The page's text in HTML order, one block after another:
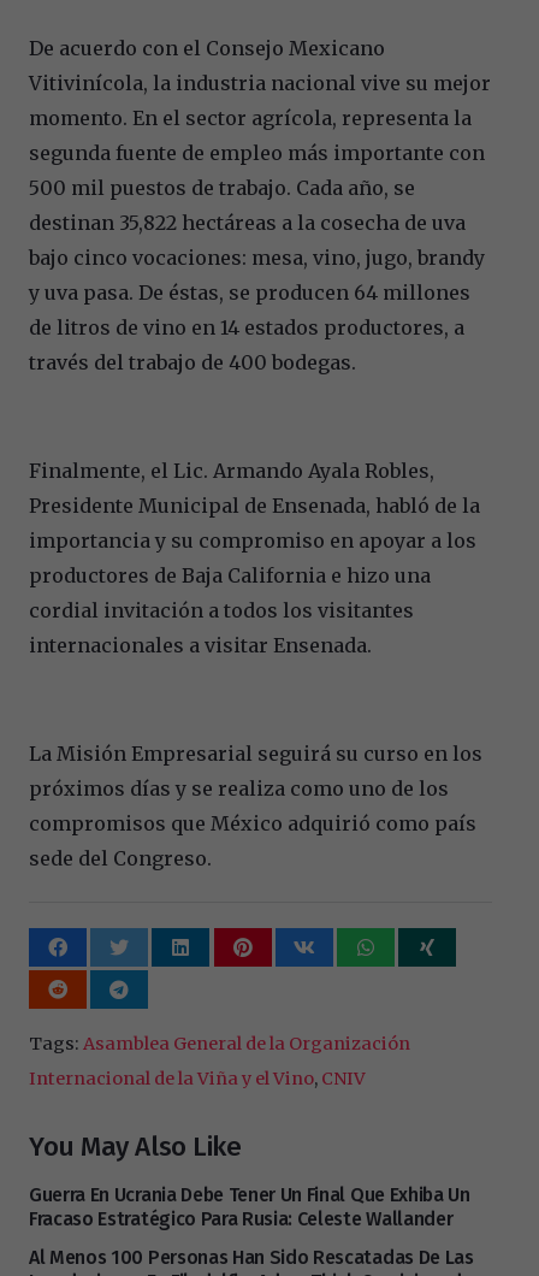
De acuerdo con el Consejo Mexicano
Vitivinícola, la industria nacional vive su mejor
momento. En el sector agrícola, representa la
segunda fuente de empleo más importante con
500 mil puestos de trabajo. Cada año, se
destinan 35,822 hectáreas a la cosecha de uva
bajo cinco vocaciones: mesa, vino, jugo, brandy
y uva pasa. De éstas, se producen 64 millones
de litros de vino en 14 estados productores, a
través del trabajo de 400 bodegas.
Finalmente, el Lic. Armando Ayala Robles,
Presidente Municipal de Ensenada, habló de la
importancia y su compromiso en apoyar a los
productores de Baja California e hizo una
cordial invitación a todos los visitantes
internacionales a visitar Ensenada.
La Misión Empresarial seguirá su curso en los
próximos días y se realiza como uno de los
compromisos que México adquirió como país
sede del Congreso.
Tags: Asamblea General de la Organización
Internacional de la Viña y el Vino, CNIV
You May Also Like
Guerra En Ucrania Debe Tener Un Final Que Exhiba Un
Fracaso Estratégico Para Rusia: Celeste Wallander
Al Menos 100 Personas Han Sido Rescatadas De Las